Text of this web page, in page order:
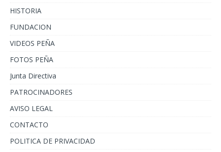
HISTORIA
FUNDACION
VIDEOS PEÑA
FOTOS PEÑA
Junta Directiva
PATROCINADORES
AVISO LEGAL
CONTACTO
POLITICA DE PRIVACIDAD